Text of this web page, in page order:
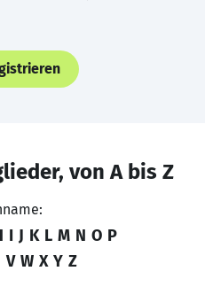
von A bis Z
I J K L M N O P
V W X Y Z